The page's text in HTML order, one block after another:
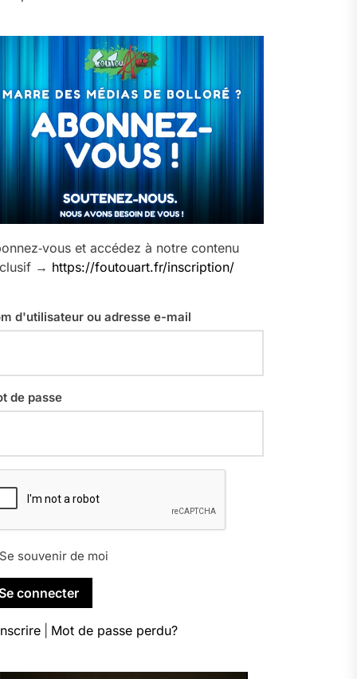
et accédez à notre contenu
→ https://foutouart.fr/inscription/
d'utilisateur ou adresse e-mail
de passe
Se souvenir de moi
Mot de passe perdu?